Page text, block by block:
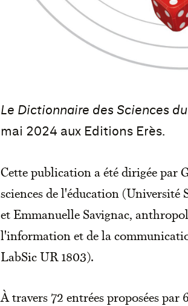
Le Dictionnaire des Sciences
mai 2024 aux Editions Erès.
Cette publication a été dirigée par
sciences de l'éducation (Université
et Emmanuelle Savignac,
l'information et de la
LabSic UR 1803).
À travers 72 entrées proposées